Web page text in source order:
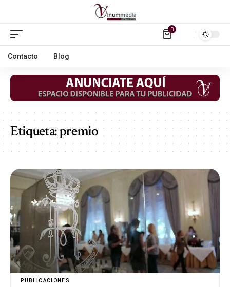
0
Contacto Blog
Etiqueta:premio
PUBLICACIONES